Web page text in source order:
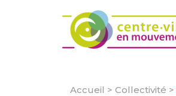
Accueil > Collectivité >